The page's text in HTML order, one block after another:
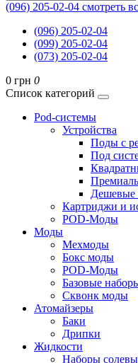
(096) 205-02-04 смотреть
(096) 205-02-04
(099) 205-02-04
(073) 205-02-04
0 грн 0
Список категорий
Pod-системы
Устройства
Поды с
Под
Дешевые
Картриджи и
POD-Моды
Моды
Мехмоды
Бокс моды
POD-Моды
Базовые
Сквонк моды
Атомайзеры
Баки
Дрипки
Жидкости
Наборы